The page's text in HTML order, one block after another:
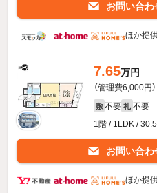
お問い合わ
ほか提
7.65万円
（管理費6,000円）
敷 不要 礼 不要
1階 / 1LDK /
お問い合わ
ほか提